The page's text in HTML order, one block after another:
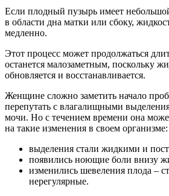
Если плодный пузырь имеет
в области дна матки или сбоку,
медленно.
Этот процесс может продолжаться
останется малозаметным, поскольку
обновляется и восстанавливается.
Женщине сложно заметить начало
перепутать с влагалищными
мочи. Но с течением времени она
на такие изменения в своем организме:
выделения стали жидкими и
появились ноющие боли внизу
изменились шевеления плода –
нерегулярные.